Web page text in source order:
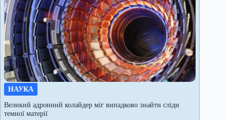
НАУКА
Великий адронний колайдер міг випадково знайти сліди
темної матерії